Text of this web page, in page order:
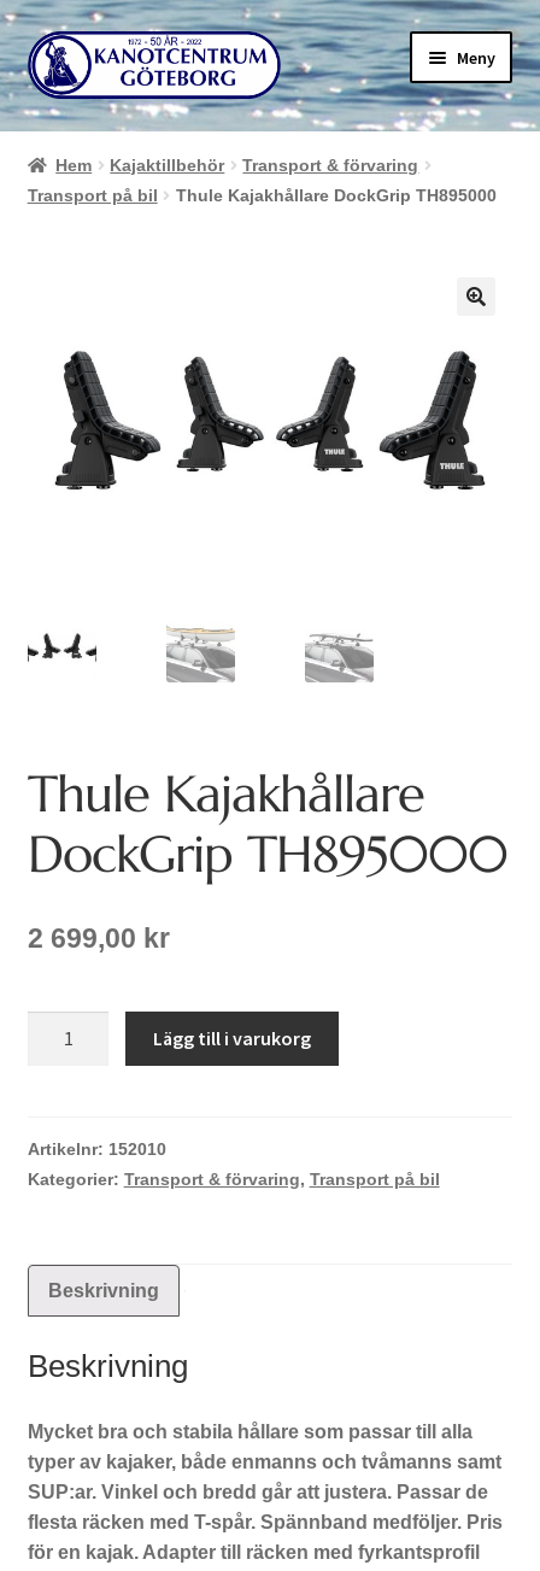
Hoppa
till
navigering
Hoppa
till
innehåll
Meny
Hem Kajaktillbehör
Transport & förvaring
Transport på bil
Thule Kajakhållare DockGrip TH895000
Thule Kajakhållare
DockGrip TH895000
2 699,00 kr
mängd
Lägg till i varukorg
Artikelnr: 152010
Kategorier: Transport & förvaring, Transport på bil
Beskrivning
Beskrivning
Mycket bra och stabila hållare som passar till alla
typer av kajaker, både enmanns och tvåmanns samt
SUP:ar. Vinkel och bredd går att justera. Passar de
flesta räcken med T-spår. Spännband medföljer. Pris
för en kajak. Adapter till räcken med fyrkantsprofil